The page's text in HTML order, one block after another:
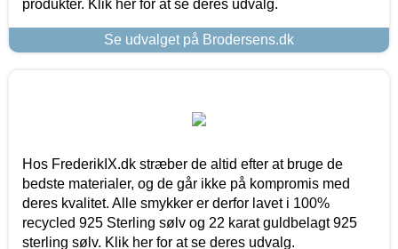
produkter. Klik her for at se deres udvalg.
Se udvalget på Brodersens.dk
Hos FrederikIX.dk stræber de altid efter at bruge de
bedste materialer, og de går ikke på kompromis med
deres kvalitet. Alle smykker er derfor lavet i 100%
recycled 925 Sterling sølv og 22 karat guldbelagt 925
sterling sølv. Klik her for at se deres udvalg.